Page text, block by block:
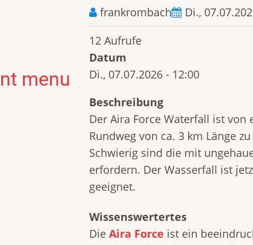
frankrombach
Di.,
12 Aufrufe
Datum
Di., 07.07.2026 - 12:00
Beschreibung
Der Aira Force Waterfall ist
Rundweg von ca. 3 km Länge
Schwierig sind die mit
erfordern. Der Wasserfall ist
geeignet.
Wissenswertertes
DieAira Force ist ein
menu